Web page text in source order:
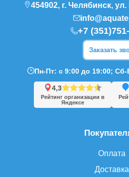
Оплата
Доставка
454902, г. Челябинск,
+7
Заказать
Пн-Пт: с 9:00 до 19:00; Сб-
4,3
Рейтинг организации в
Яндексе